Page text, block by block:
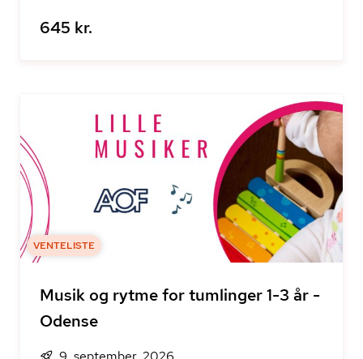
645 kr.
VENTELISTE
Musik og rytme for tumlinger 1-3 år -
Odense